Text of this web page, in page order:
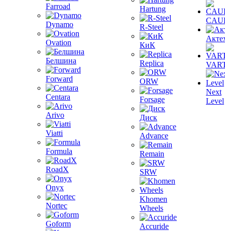
Farroad
Dynamo
Ovation
Белшина
Forward
Centara
Arivo
Viatti
Formula
RoadX
Onyx
Nortec
Goform
Hartung
R-Steel
КиК
Replica
ORW
Forsage
Диск
Advance
Remain
SRW
Khomen
Wheels
Accuride
Next
Level